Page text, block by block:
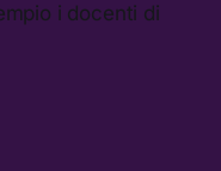
i docenti di